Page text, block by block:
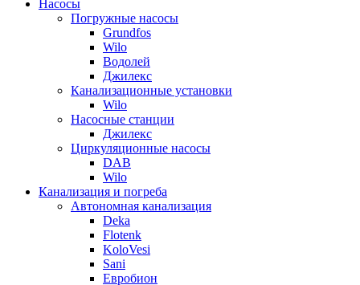
Насосы
Погружные насосы
Grundfos
Wilo
Водолей
Джилекс
Канализационные установки
Wilo
Насосные станции
Джилекс
Циркуляционные насосы
DAB
Wilo
Канализация и погреба
Автономная канализация
Deka
Flotenk
KoloVesi
Sani
Евробион